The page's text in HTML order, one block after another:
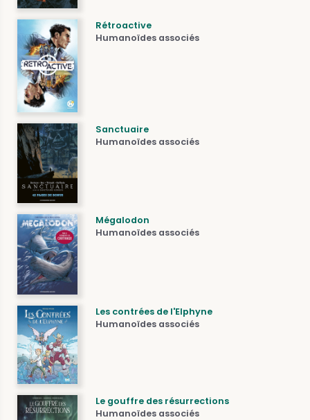
Rétroactive
Humanoïdes associés
Sanctuaire
Humanoïdes associés
Mégalodon
Humanoïdes associés
Les contrées de l'Elphyne
Humanoïdes associés
Le gouffre des résurrections
Humanoïdes associés